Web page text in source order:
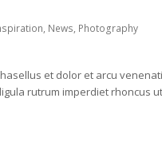
, News, Photography
et dolor et arcu
rutrum imperdiet rhoncus